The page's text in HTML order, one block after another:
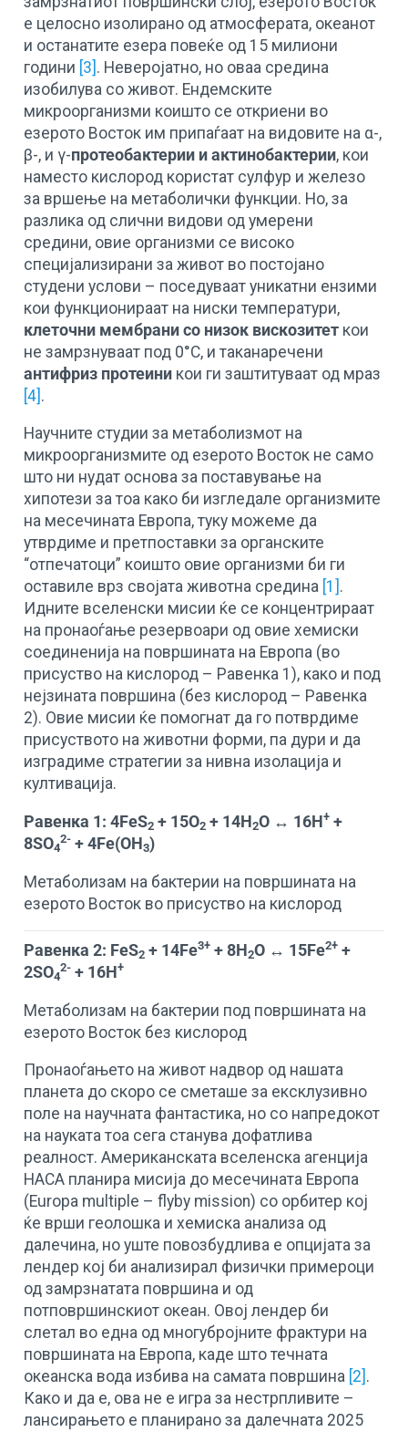
е целосно изолирано од атмосферата, океанот
и останатите езера повеќе од 15 милиони
години [3] . Неверојатно, но оваа средина
изобилува со живот. Ендемските
микроорганизми коишто се откриени во
езерото Восток им припаѓаат на видовите на α-,
β-, и γ-протеобактерии и актинобактерии, кои
наместо кислород користат сулфур и железо
за вршење на метаболички функции. Но, за
разлика од слични видови од умерени
средини, овие организми се високо
специјализирани за живот во постојано
студени услови – поседуваат уникатни ензими
кои функционираат на ниски температури,
клеточни мембрани со низок вискозитет кои
не замрзнуваат под 0°C, и таканаречени
антифриз протеини кои ги заштитуваат од мраз
[4] .
Научните студии за метаболизмот на
микроорганизмите од езерото Восток не само
што ни нудат основа за поставување на
хипотези за тоа како би изгледале организмите
на месечината Европа, туку можеме да
утврдиме и претпоставки за органските
“отпечатоци” коишто овие организми би ги
оставиле врз својата животна средина [1] .
Идните вселенски мисии ќе се концентрираат
на пронаоѓање резервоари од овие хемиски
соединенија на површината на Европа (во
присуство на кислород – Равенка 1), како и под
нејзината површина (без кислород – Равенка
2). Овие мисии ќе помогнат да го потврдиме
присуството на животни форми, па дури и да
изградиме стратегии за нивна изолација и
култивација.
Равенка 1: 4FeS2 + 15O2 + 14H2O ↔ 16H+ +
8SO4
2- + 4Fe(OH3)
Метаболизам на бактерии на површината на
езерото Восток во присуство на кислород
Равенка 2: FeS2 + 14Fe3+ + 8H2O ↔ 15Fe2+ +
2SO4
2- + 16H+
Метаболизам на бактерии под површината на
езерото Восток без кислород
Пронаоѓањето на живот надвор од нашата
планета до скоро се сметаше за ексклузивно
поле на научната фантастика, но со напредокот
на науката тоа сега станува дофатлива
реалност. Американската вселенска агенција
НАСА планира мисија до месечината Европа
(Europa multiple – flyby mission) со орбитер кој
ќе врши геолошка и хемиска анализа од
далечина, но уште повозбудлива е опцијата за
лендер кој би анализирал физички примероци
од замрзнатата површина и од
потповршинскиот океан. Овој лендер би
слетал во една од многубројните фрактури на
површината на Европа, каде што течната
океанска вода избива на самата површина [2] .
Како и да е, ова не е игра за нестрпливите –
лансирањето е планирано за далечната 2025